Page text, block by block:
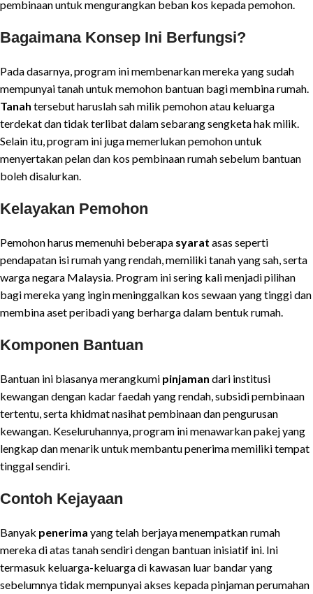
pembinaan untuk mengurangkan beban kos kepada pemohon.
Bagaimana Konsep Ini Berfungsi?
Pada dasarnya, program ini membenarkan mereka yang sudah
mempunyai tanah untuk memohon bantuan bagi membina rumah.
Tanah tersebut haruslah sah milik pemohon atau keluarga
terdekat dan tidak terlibat dalam sebarang sengketa hak milik.
Selain itu, program ini juga memerlukan pemohon untuk
menyertakan pelan dan kos pembinaan rumah sebelum bantuan
boleh disalurkan.
Kelayakan Pemohon
Pemohon harus memenuhi beberapa syarat asas seperti
pendapatan isi rumah yang rendah, memiliki tanah yang sah, serta
warga negara Malaysia. Program ini sering kali menjadi pilihan
bagi mereka yang ingin meninggalkan kos sewaan yang tinggi dan
membina aset peribadi yang berharga dalam bentuk rumah.
Komponen Bantuan
Bantuan ini biasanya merangkumi pinjaman dari institusi
kewangan dengan kadar faedah yang rendah, subsidi pembinaan
tertentu, serta khidmat nasihat pembinaan dan pengurusan
kewangan. Keseluruhannya, program ini menawarkan pakej yang
lengkap dan menarik untuk membantu penerima memiliki tempat
tinggal sendiri.
Contoh Kejayaan
Banyak penerima yang telah berjaya menempatkan rumah
mereka di atas tanah sendiri dengan bantuan inisiatif ini. Ini
termasuk keluarga-keluarga di kawasan luar bandar yang
sebelumnya tidak mempunyai akses kepada pinjaman perumahan